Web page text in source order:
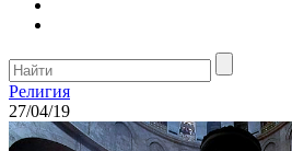
Религия
27/04/19